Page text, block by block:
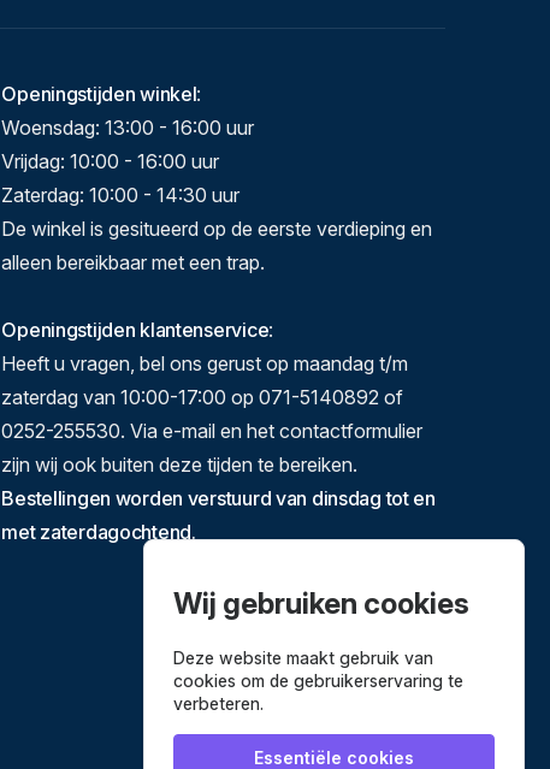
Openingstijden winkel:
Woensdag: 13:00 - 16:00 uur
Vrijdag: 10:00 - 16:00 uur
Zaterdag: 10:00 - 14:30 uur
De winkel is gesitueerd op de eerste verdieping en
alleen bereikbaar met een trap.
Openingstijden klantenservice:
Heeft u vragen, bel ons gerust op maandag t/m
zaterdag van 10:00-17:00 op 071-5140892 of
0252-255530. Via e-mail en het contactformulier
zijn wij ook buiten deze tijden te bereiken.
Bestellingen worden verstuurd van dinsdag tot en
met zaterdagochtend.
Wij gebruiken cookies
Deze website maakt gebruik van
cookies om de gebruikerservaring te
verbeteren.
Essentiële cookies